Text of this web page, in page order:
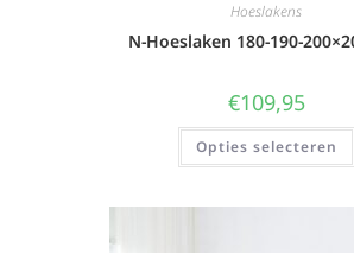
Hoeslakens
N-Hoeslaken 180-190-
€109,95
Opties selecteren